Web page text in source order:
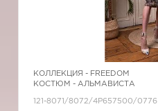
КОЛЛЕКЦИЯ - FREEDOM
КОСТЮМ - АЛЬМАВИСТА
121-8071/8072/4Р657500/0776